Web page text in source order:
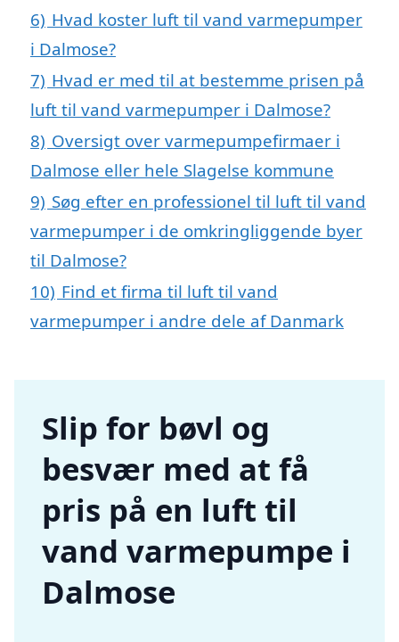
6) Hvad koster luft til vand varmepumper
i Dalmose?
7) Hvad er med til at bestemme prisen på
luft til vand varmepumper i Dalmose?
8) Oversigt over varmepumpefirmaer i
Dalmose eller hele Slagelse kommune
9) Søg efter en professionel til luft til vand
varmepumper i de omkringliggende byer
til Dalmose?
10) Find et firma til luft til vand
varmepumper i andre dele af Danmark
Slip for bøvl og
besvær med at få
pris på en luft til
vand varmepumpe i
Dalmose